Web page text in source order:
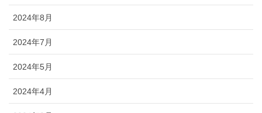
2024年8月
2024年7月
2024年5月
2024年4月